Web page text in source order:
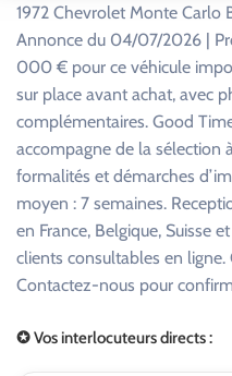
1972 Chevrolet Monte Carlo
Annonce du 04/07/2026 |
000 € pour ce véhicule
sur place avant achat, avec
complémentaires. Good
accompagne de la sélection
formalités et démarches
moyen : 7 semaines.
en France, Belgique, Suisse
clients consultables en ligne.
Contactez-nous pour
✪ Vos interlocuteurs directs :